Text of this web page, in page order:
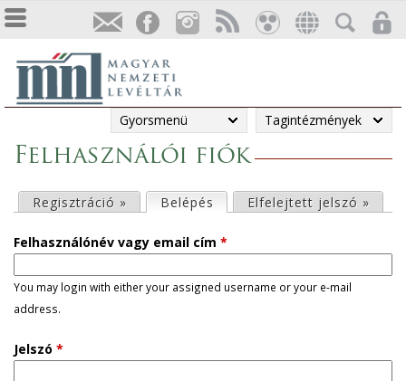
Gyorsmenü Tagintézmények
Felhasználói fiók
l
s
ő
d
Regisztráció » Belépés (aktív fül)Elfelejtett jelszó »
Felhasználónév vagy email cím *
You may login with either your assigned username or your e-mail
address.
Jelszó *